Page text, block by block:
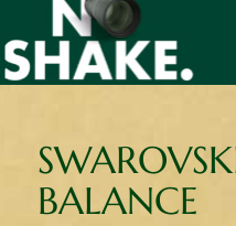
BALANCE